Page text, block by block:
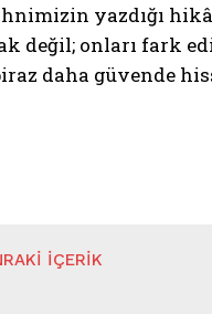
yazdığı
değil; onları fark
daha güvende
İÇERIK